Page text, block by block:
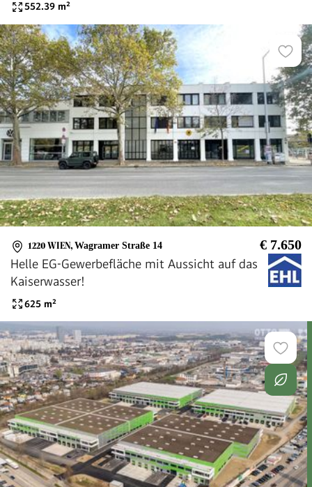
552.39 m²
1220 WIEN, Wagramer Straße 14 € 7.650
Helle EG-Gewerbefläche mit Aussicht auf das
Kaiserwasser!
625 m²